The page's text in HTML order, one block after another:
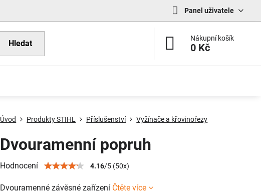
Panel uživatele
Hledat
Nákupní košík
0 Kč
Úvod Produkty STIHL Příslušenství Vyžínače a křovinořezy
Dvouramenní popruh
Hodnocení 4.16/5 (50x)
Dvouramenné závěsné zařízení Čtěte více